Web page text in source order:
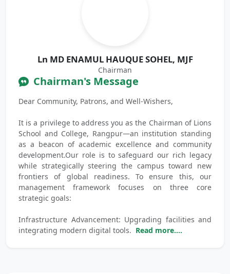
Ln MD ENAMUL HAUQUE SOHEL, MJF
Chairman
Chairman's Message
Dear Community, Patrons, and Well-Wishers,
It is a privilege to address you as the Chairman of Lions
School and College, Rangpur—an institution standing
as a beacon of academic excellence and community
development.Our role is to safeguard our rich legacy
while strategically steering the campus toward new
frontiers of global readiness. To ensure this, our
management framework focuses on three core
strategic goals:
Infrastructure Advancement: Upgrading facilities and
integrating modern digital tools. Read more....